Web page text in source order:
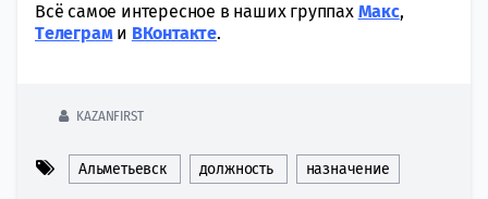
Всё самое интересное в наших группах Макс,
Tелеграми ВКонтакте.
KAZANFIRST
Альметьевск должность назначение